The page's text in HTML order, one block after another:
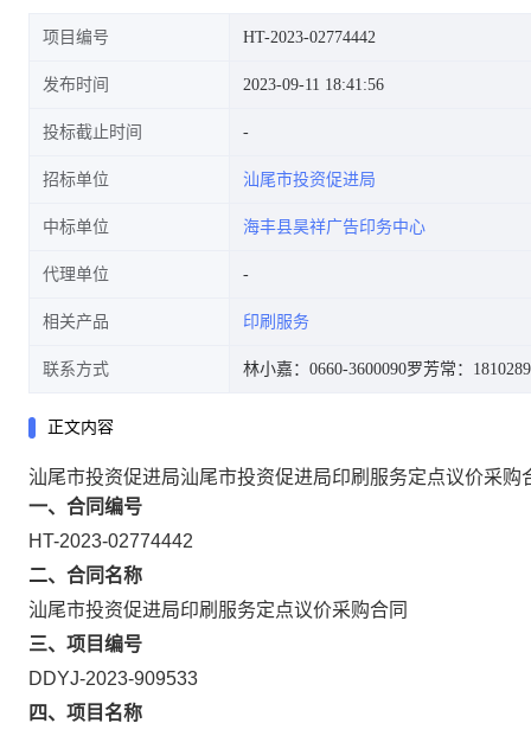
项目编号 HT-2023-02774442
发布时间 2023-09-11 18:41:56
投标截止时间
招标单位 汕尾市投资促进局
中标单位 海丰县昊祥广告印务中心
代理单位
相关产品 印刷服务
联系方式 林小嘉：0660-3600090罗芳常：
正文内容
汕尾市投资促进局汕尾市投资促进局印刷服务定点议价采购
一、合同编号
HT-2023-02774442
二、合同名称
汕尾市投资促进局印刷服务定点议价采购合同
三、项目编号
DDYJ-2023-909533
四、项目名称